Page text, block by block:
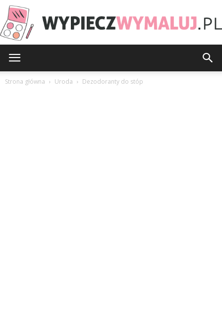
Strona główna Uroda Dezodoranty do stóp